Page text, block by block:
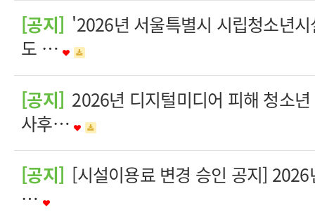
[공지] '2026년 서울특별시 시립청소년
도 …
[공지] 2026년 디지털미디어 피해 청소
사후…
[공지] [시설이용료 변경 승인 공지]
…